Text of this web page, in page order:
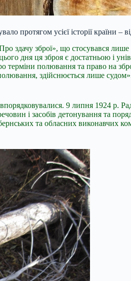
протягом усієї історії країни
зброї», що стосувався лише
дня ця зброя є достатньою і
терміни полювання та право на
здійснюється лише
впорядковувалися. 9 липня 1924
і засобів детонування та
та обласних виконавчих